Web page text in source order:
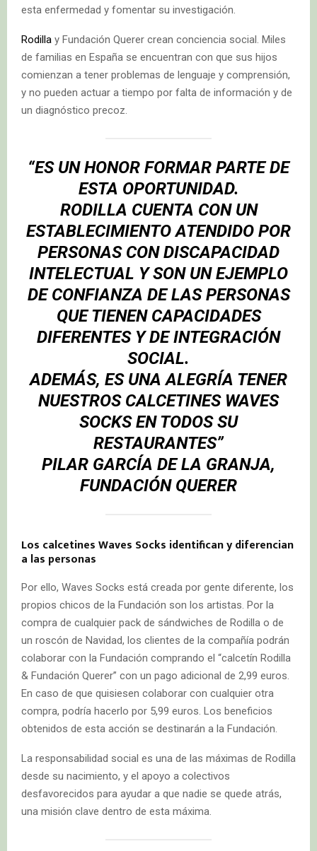
esta enfermedad y fomentar su investigación.
Rodilla y Fundación Querer crean conciencia social. Miles
de familias en España se encuentran con que sus hijos
comienzan a tener problemas de lenguaje y comprensión,
y no pueden actuar a tiempo por falta de información y de
un diagnóstico precoz.
“ES UN HONOR FORMAR PARTE DE
ESTA OPORTUNIDAD.
RODILLA CUENTA CON UN
ESTABLECIMIENTO ATENDIDO POR
PERSONAS CON DISCAPACIDAD
INTELECTUAL Y SON UN EJEMPLO
DE CONFIANZA DE LAS PERSONAS
QUE TIENEN CAPACIDADES
DIFERENTES Y DEINTEGRACIÓN
SOCIAL.
ADEMÁS, ES UNA ALEGRÍA TENER
NUESTROS CALCETINES WAVES
SOCKS EN TODOS SU
RESTAURANTES”
PILAR GARCÍA DE LA GRANJA,
FUNDACIÓN QUERER
Los calcetines Waves Socks identifican y diferencian
a las personas
Por ello, Waves Socks está creada por gente diferente, los
propios chicos de la Fundación son los artistas. Por la
compra de cualquier pack de sándwiches de Rodilla o de
un roscón de Navidad, los clientes de la compañía podrán
colaborar con la Fundación comprando el “calcetín Rodilla
& Fundación Querer” con un pago adicional de 2,99 euros.
En caso de que quisiesen colaborar con cualquier otra
compra, podría hacerlo por 5,99 euros. Los beneficios
obtenidos de esta acción se destinarán a la Fundación.
La responsabilidad social es una de las máximas de Rodilla
desde su nacimiento, y el apoyo a colectivos
desfavorecidos para ayudar a que nadie se quede atrás,
una misión clave dentro de esta máxima.